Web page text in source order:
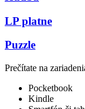
LP platne
Puzzle
Prečítate na
Pocketbook
Kindle